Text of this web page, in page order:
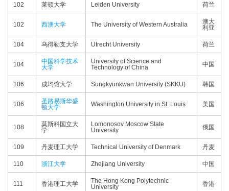
102 莱顿大学 Leiden University 荷兰
102 西澳大学 The University of Western Australia
澳大
利亚
104 乌得勒支大学 Utrecht University 荷兰
104
中国科学技术
大学
University of Science and
Technology of China
中国
106 成均馆大学 Sungkyunkwan University (SKKU) 韩国
106
圣路易斯华盛
顿大学
Washington University in St. Louis 美国
108
莫斯科国立大
学
Lomonosov Moscow State
University
俄国
109 丹麦理工大学 Technical University of Denmark 丹麦
110 浙江大学 Zhejiang University 中国
111 香港理工大学
The Hong Kong Polytechnic
University
香港